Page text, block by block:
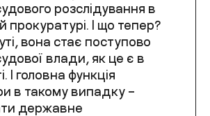
розслідування в
прокуратурі. І що тепер?
вона стає поступово
влади, як це є в
І головна функція
в такому випадку –
державне